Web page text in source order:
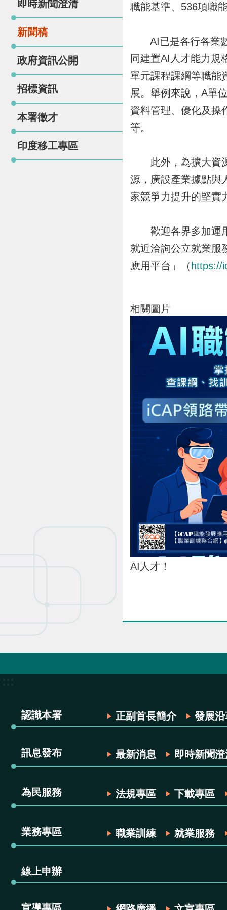
即時新聞澄清
新聞稿
政府資訊公開
招標資訊
本署徵才
印度移工專區
職能基準、536項職
AI已是各行各業數
同建置AI人才能力規
單元課程課綱等職能
展。舉例來說，A單
資料管理、優化及操
等。
此外，為擴大資源
源，廣設產業據點與
家競爭力提升的堅實
歡迎各界多加運用
就近洽詢公立就業服
應用平台」（ https://
相關圖片
AI人才！
認識本署 正副首長簡介 發展沿
訊息發布 最新消息 即時新聞
為民服務 法規專區 下載專區
業務專區 職業訓練 就業服務
線上申辦